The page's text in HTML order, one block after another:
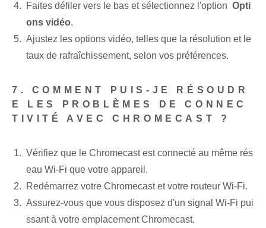
Faites défiler ⁤vers le bas et⁤ sélectionnez l'option ⁤ Opti
ons vidéo.
Ajustez les options vidéo⁤, telles que la résolution et le ⁢
taux de rafraîchissement, selon vos préférences.
7. COMMENT PUIS-JE RÉSOUDR
E LES PROBLÈMES DE CONNEC
TIVITÉ AVEC CHROMECAST ?
Vérifiez que le Chromecast ‌est⁣ connecté au ⁢même⁤ rés
eau Wi-Fi que votre appareil.
Redémarrez votre Chromecast et votre routeur Wi-Fi.
Assurez-vous que vous disposez d'un signal Wi-Fi pui
ssant à votre emplacement Chromecast.